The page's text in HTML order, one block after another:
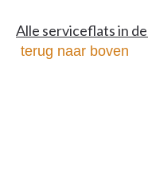
Alle serviceflats in
terug naar boven